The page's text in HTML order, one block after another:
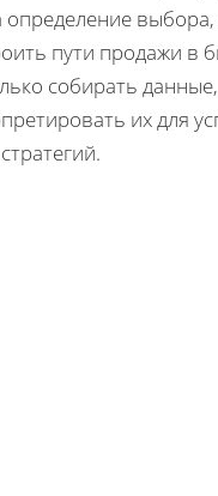
определение выбора,
пути продажи в
собирать
их для